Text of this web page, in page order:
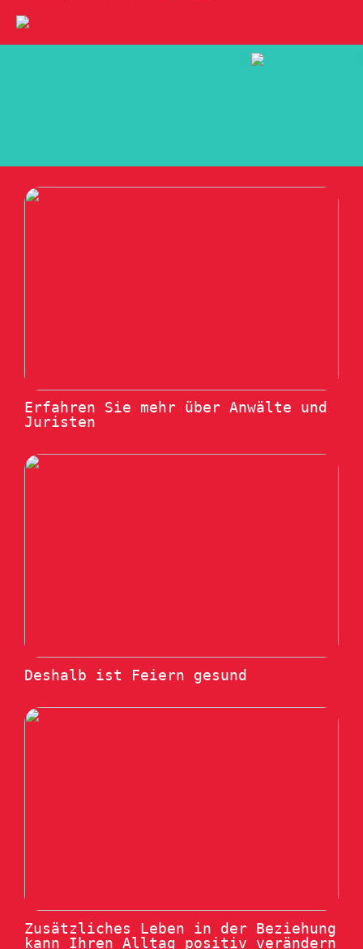
Erfahren Sie mehr über Anwälte und
Juristen
Deshalb ist Feiern gesund
Zusätzliches Leben in der Beziehung
kann Ihren Alltag positiv verändern